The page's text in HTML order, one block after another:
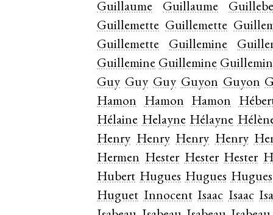
Guillaume
Guillaume
Guillemette Guillemette
Guillemette
Guillemine
Guillemine Guillemine
Guy Guy Guy Guyon Guyon
Hamon
Hamon Hamon
Hélaine Helayne Hélayne
Henry Henry Henry Henry
Hermen Hester Hester Hester
Hubert Hugues Hugues Hugues
Huguet Innocent Isaac Isaac